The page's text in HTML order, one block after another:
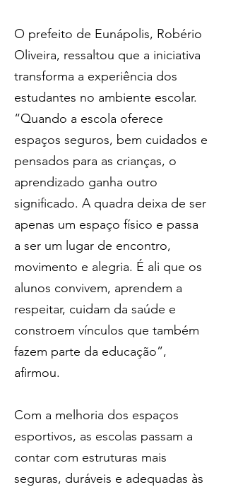
O prefeito de Eunápolis, Robério
Oliveira, ressaltou que a iniciativa
transforma a experiência dos
estudantes no ambiente escolar.
“Quando a escola oferece
espaços seguros, bem cuidados e
pensados para as crianças, o
aprendizado ganha outro
significado. A quadra deixa de ser
apenas um espaço físico e passa
a ser um lugar de encontro,
movimento e alegria. É ali que os
alunos convivem, aprendem a
respeitar, cuidam da saúde e
constroem vínculos que também
fazem parte da educação”,
afirmou.
Com a melhoria dos espaços
esportivos, as escolas passam a
contar com estruturas mais
seguras, duráveis e adequadas às